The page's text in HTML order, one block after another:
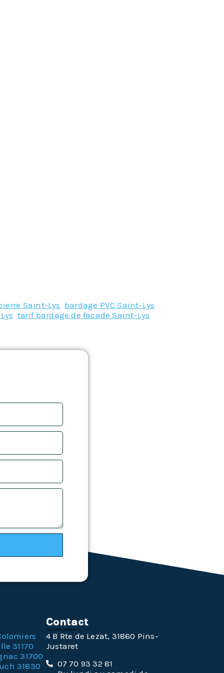
Saint-Lys bardage PVC Saint-Lys
tarif bardage de facade Saint-Lys
31170
31700
31830
Contact
4 B Rte de Lezat, 31860 Pins-
Justaret
07 70 93 32 81